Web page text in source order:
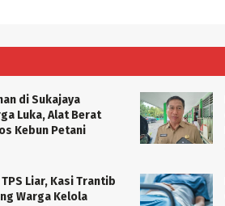
di Sukajaya
Luka, Alat Berat
Kebun Petani
Liar, Kasi Trantib
Warga Kelola